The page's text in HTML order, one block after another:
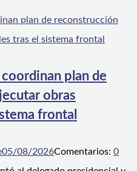
plan de
obras
frontal
05/08/2026Comentarios: 0